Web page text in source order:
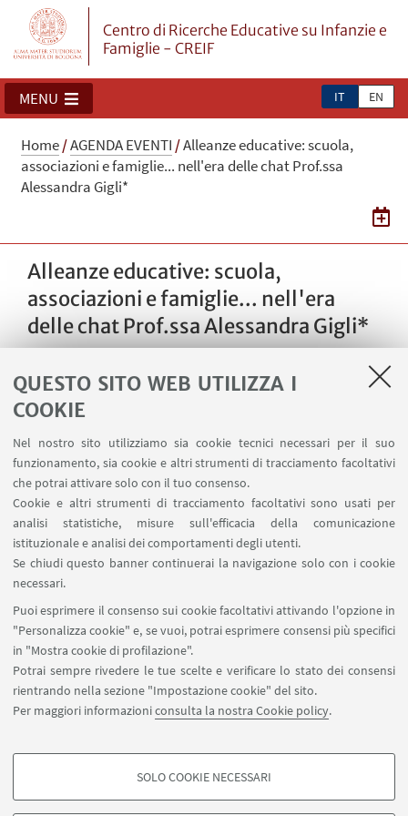
QUESTO SITO WEB UTILIZZA I
COOKIE
Nel nostro sito utilizziamo sia cookie tecnici necessari per il suo
funzionamento, sia cookie e altri strumenti di tracciamento facoltativi
che potrai attivare solo con il tuo consenso.
Cookie e altri strumenti di tracciamento facoltativi sono usati per
analisi statistiche, misure sull'efficacia della comunicazione
istituzionale e analisi dei comportamenti degli utenti.
Se chiudi questo banner continuerai la navigazione solo con i cookie
necessari.
Puoi esprimere il consenso sui cookie facoltativi attivando l'opzione in
"Personalizza cookie" e, se vuoi, potrai esprimere consensi più specifici
in "Mostra cookie di profilazione".
Potrai sempre rivedere le tue scelte e verificare lo stato dei consensi
rientrando nella sezione "Impostazione cookie" del sito.
Per maggiori informazioniconsulta la nostra Cookie policy.
COOKIE DI PROFILAZIONE - FACOLTATIVI
SOLO COOKIE NECESSARI
Centro di Ricerche Educative su Infanzie e
Famiglie - CREIF
IT EN
MENU
Home/AGENDA EVENTI /Alleanze educative: scuola,
associazioni e famiglie... nell'era delle chat Prof.ssa
Alessandra Gigli*
Alleanze educative: scuola,
associazioni e famiglie... nell'era
delle chat Prof.ssa Alessandra Gigli*
L’iniziativa promossa dall’Osservatorio ragazzi
di Montemarciano in collaborazione con IC
Montemarciano-Marina, Cantiere Culturale
patrocinata dal CREIF, dall’UNIVERSITA’ PER
LA PACE delle Marche e dalla FCM.
DATA:20APRILE2018 dalle 17:00 alle 19:00
LUOGO:I. C. Montemarciano - Marina Scuola
Primaria Marina (Atrio) Via Delle Querce, Marina di
Montemarciano (AN)
TIPO:Seminari
Seguici su: